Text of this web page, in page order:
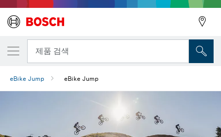
제품 검색
eBike Jump eBike Jump